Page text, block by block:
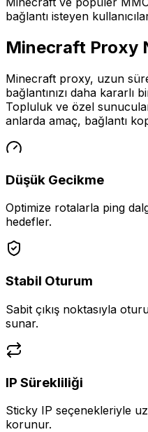
bağlantı isteyen
Minecraft Proxy
Minecraft proxy, uzun
bağlantınızı daha kararlı
Topluluk ve özel
anlarda amaç, bağlantı
Düşük Gecikme
Optimize rotalarla ping
hedefler.
Stabil Oturum
Sabit çıkış noktasıyla
sunar.
IP Sürekliliği
Sticky IP seçenekleriyle
korunur.